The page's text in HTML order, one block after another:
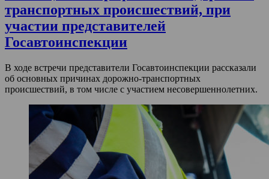
транспортных происшествий, при
участии представителей
Госавтоинспекции
В ходе встречи представители Госавтоинспекции рассказали
об основных причинах дорожно-транспортных
происшествий, в том числе с участием несовершеннолетних.